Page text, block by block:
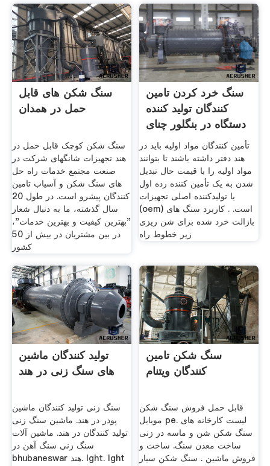
سنگ شکن های قابل
حمل در همدان
سنگ شکن کوچک قابل حمل در
هند تجهیزات شانگهای شرکت در
صنعت مجتمع خدمات راه حل
های سنگ شکن و آسیاب تامین
کنندگان پیشرو است. در طول 20
سال گذشته، ما به دنبال شعار
"بهترین کیفیت و بهترین خدمات"،
در بین مشتریان در بیش از 50
کشور
سنگ خرد کردن تامین
کنندگان تولید کننده
دستگاه در بنگلور چنای
تأمین کنندگان مواد اولیه باید در
هند دفتر داشته باشند تا بتوانند
مواد اولیه را با قیمت حال تبدیل
شدن به یک تأمین کننده رده اول
یا تولیدکننده اصلی تجهیزات
(oem) است. . کاربرد سنگ های
بازالت خرد شده برای شن ریزی
زیر خطوط راه
تولید کنندگان ماشین
های سنگ زنی در هند
سنگ زنی تولید کنندگان ماشین
پودر در هند. ماشین سنگ زنی
تولید کنندگان در هند. ماشین آلات
سنگ زنی سنگ آهن در
bhubaneswar هند. lght. lght
سنگ شکن تامین
کنندگان ویتنام
قابل حمل فروش سنگ شکن
موبایل pe. لیست کارخانه های
سنگ شکن شن و ماسه در زنی
ساخت معدن سنگ. ساخت و
فروش ماشین . سنگ شکن سیار